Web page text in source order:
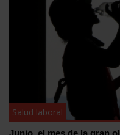
Salud laboral